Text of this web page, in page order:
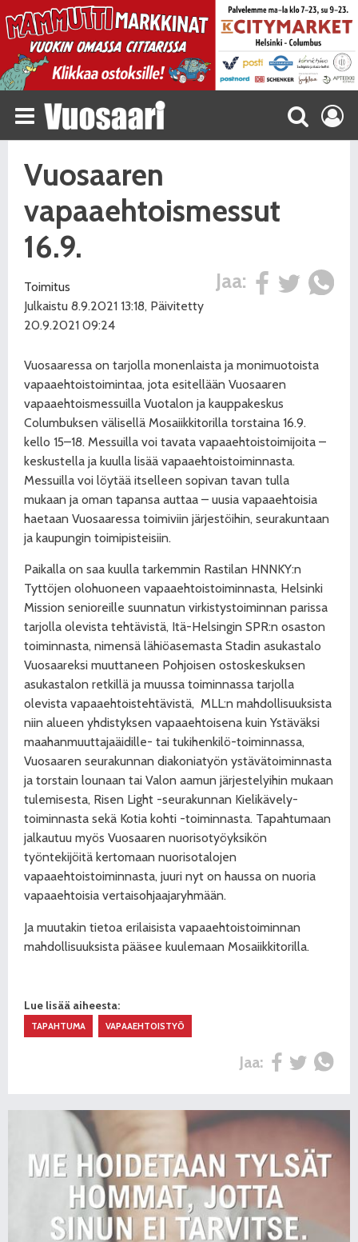
Vuosaaren
vapaaehtoismessut
16.9.
Jaa:
Toimitus
Julkaistu 8.9.2021 13:18, Päivitetty
20.9.2021 09:24
Vuosaaressa on tarjolla monenlaista ja monimuotoista
vapaaehtoistoimintaa, jota esitellään Vuosaaren
vapaaehtoismessuilla Vuotalon ja kauppakeskus
Columbuksen välisellä Mosaiikkitorilla torstaina 16.9.
kello 15–18. Messuilla voi tavata vapaaehtoistoimijoita –
keskustella ja kuulla lisää vapaaehtoistoiminnasta.
Messuilla voi löytää itselleen sopivan tavan tulla
mukaan ja oman tapansa auttaa – uusia vapaaehtoisia
haetaan Vuosaaressa toimiviin järjestöihin, seurakuntaan
ja kaupungin toimipisteisiin.
Paikalla on saa kuulla tarkemmin Rastilan HNNKY:n
Tyttöjen olohuoneen vapaaehtoistoiminnasta, Helsinki
Mission senioreille suunnatun virkistystoiminnan parissa
tarjolla olevista tehtävistä, Itä-Helsingin SPR:n osaston
toiminnasta, nimensä lähiöasemasta Stadin asukastalo
Vuosaareksi muuttaneen Pohjoisen ostoskeskuksen
asukastalon retkillä ja muussa toiminnassa tarjolla
olevista vapaaehtoistehtävistä, MLL:n mahdollisuuksista
niin alueen yhdistyksen vapaaehtoisena kuin Ystäväksi
maahanmuuttajaäidille- tai tukihenkilö-toiminnassa,
Vuosaaren seurakunnan diakoniatyön ystävätoiminnasta
ja torstain lounaan tai Valon aamun järjestelyihin mukaan
tulemisesta, Risen Light -seurakunnan Kielikävely-
toiminnasta sekä Kotia kohti -toiminnasta. Tapahtumaan
jalkautuu myös Vuosaaren nuorisotyöyksikön
työntekijöitä kertomaan nuorisotalojen
vapaaehtoistoiminnasta, juuri nyt on haussa on nuoria
vapaaehtoisia vertaisohjaajaryhmään.
Ja muutakin tietoa erilaisista vapaaehtoistoiminnan
mahdollisuuksista pääsee kuulemaan Mosaiikkitorilla.
Lue lisää aiheesta:
TAPAHTUMA VAPAAEHTOISTYÖ
Jaa: